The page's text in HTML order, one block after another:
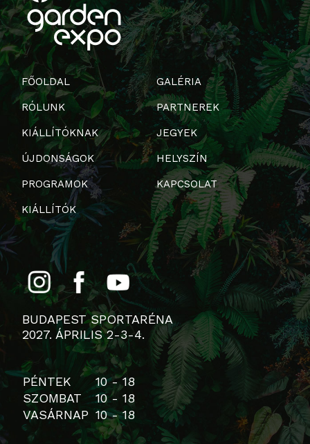
FŐOLDAL
RÓLUNK
KIÁLLÍTÓKNAK
ÚJDONSÁGOK
PROGRAMOK
KIÁLLÍTÓK
GALÉRIA
PARTNEREK
JEGYEK
HELYSZÍN
KAPCSOLAT
BUDAPEST SPORTARÉNA
2027. ÁPRILIS 2-3-4.
PÉNTEK
10 - 18
SZOMBAT
10 - 18
VASÁRNAP 10 - 18